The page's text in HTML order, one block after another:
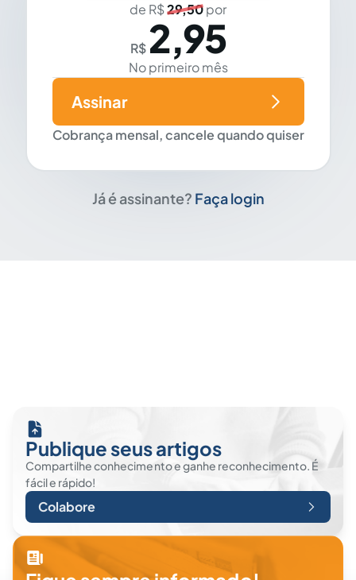
de R$29,50por
R$ 2,95
No primeiro mês
Cobrança mensal, cancele quando quiser
Assinar
Já é assinante? Faça login
Publique seus artigos
Compartilhe conhecimento e ganhe reconhecimento. É
fácil e rápido!
Colabore